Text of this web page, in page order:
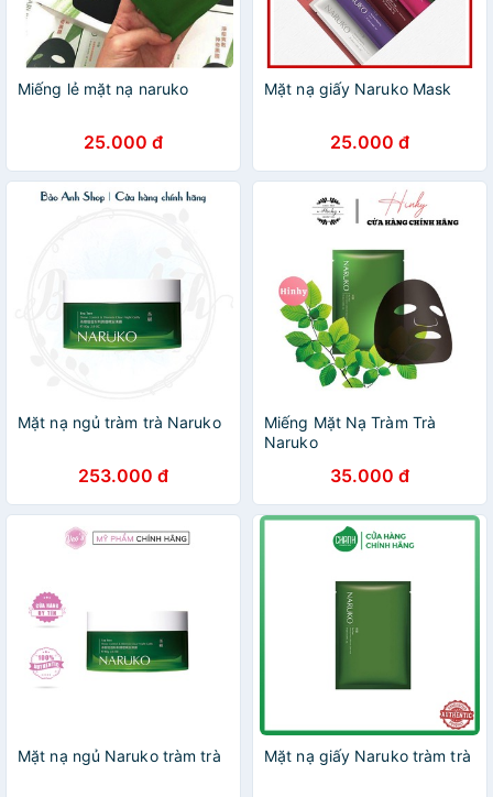
Miếng lẻ mặt nạ naruko
25.000 đ
Mặt nạ giấy Naruko Mask
25.000 đ
Mặt nạ ngủ tràm trà Naruko
253.000 đ
Miếng Mặt Nạ Tràm Trà
Naruko
35.000 đ
Mặt nạ ngủ Naruko tràm trà Mặt nạ giấy Naruko tràm trà